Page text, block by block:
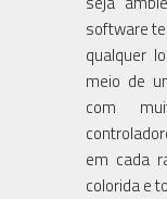
software
qualquer
meio de
com
em cada
colorida e